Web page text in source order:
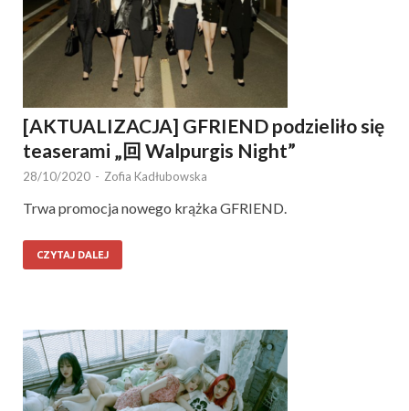
[AKTUALIZACJA] GFRIEND podzieliło się
teaserami „回 Walpurgis Night”
28/10/2020 - Zofia Kadłubowska
Trwa promocja nowego krążka GFRIEND.
CZYTAJ DALEJ